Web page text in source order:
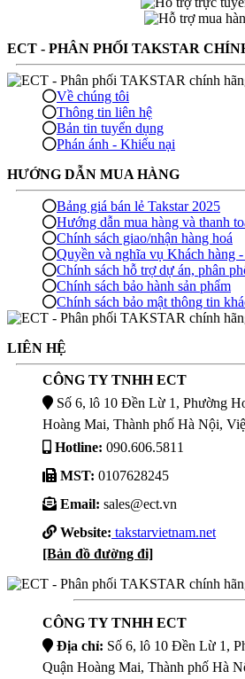
ECT - PHÂN PHỐI TAKSTAR
Về chúng tôi
Thông tin liên hệ
Bản tin tuyển dụng
Phán ánh - Khiếu nại
HƯỚNG DẪN MUA HÀNG
Bảng giá bán lẻ Takstar 2025
Hướng dẫn mua hàng và thanh
Chính sách giao/nhận hàng hoá
Quyền và nghĩa vụ Khách hàng
Chính sách hỗ trợ dự án, phân
Chính sách bảo hành sản phẩm
Chính sách bảo mật thông tin
LIÊN HỆ
CÔNG TY TNHH ECT
Số 6, lô 10 Đền Lừ 1, Phường
Hoàng Mai, Thành phố Hà Nội,
Hotline: 090.606.5811
MST: 0107628245
Email: sales@ect.vn
Website: takstarvietnam.net
[Bản đồ đường đi]
CÔNG TY TNHH ECT
Địa chỉ: Số 6, lô 10 Đền Lừ 1,
Quận Hoàng Mai, Thành phố Hà